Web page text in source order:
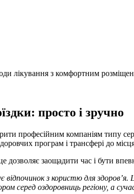
лікування з комфортним
просто і зручно
професійним компаніям типу
програм і трансфері до
дозволяє заощадити час і бути
з користю для здоров’я.
оздоровниць регіону, а